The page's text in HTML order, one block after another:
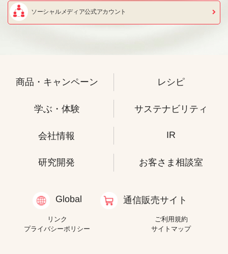
ソーシャルメディア公式アカウント
商品・キャンペーン レシピ
学ぶ・体験 サステナビリティ
会社情報 IR
研究開発 お客さま相談室
Global 通信販売サイト
リンク
ご利用規約
プライバシーポリシー
サイトマップ